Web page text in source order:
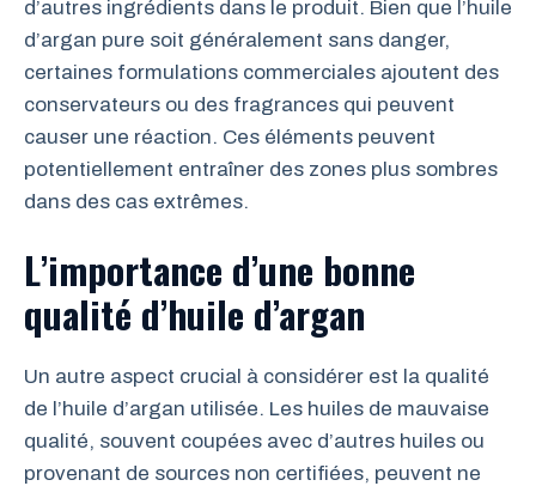
d’autres ingrédients dans le produit. Bien que l’huile
d’argan pure soit généralement sans danger,
certaines formulations commerciales ajoutent des
conservateurs ou des fragrances qui peuvent
causer une réaction. Ces éléments peuvent
potentiellement entraîner des zones plus sombres
dans des cas extrêmes.
L’importance d’une bonne
qualité d’huile d’argan
Un autre aspect crucial à considérer est la qualité
de l’huile d’argan utilisée. Les huiles de mauvaise
qualité, souvent coupées avec d’autres huiles ou
provenant de sources non certifiées, peuvent ne